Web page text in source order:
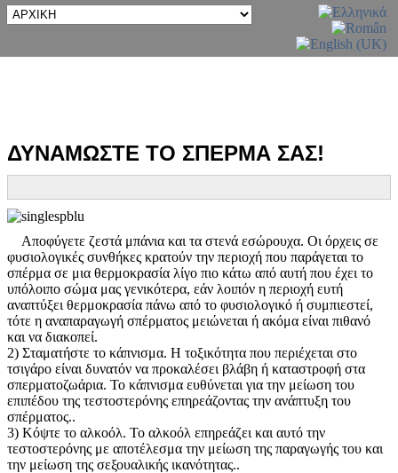
ΔΥΝΑΜΩΣΤΕ ΤΟ ΣΠΕΡΜΑ ΣΑΣ!
Αποφύγετε ζεστά μπάνια και τα στενά εσώρουχα. Οι όρχεις σε
φυσιολογικές συνθήκες κρατούν την περιοχή που παράγεται το
σπέρμα σε μια θερμοκρασία λίγο πιο κάτω από αυτή που έχει το
υπόλοιπο σώμα μας γενικότερα, εάν λοιπόν η περιοχή ευτή
αναπτύξει θερμοκρασία πάνω από το φυσιολογικό ή συμπιεστεί,
τότε η αναπαραγωγή σπέρματος μειώνεται ή ακόμα είναι πιθανό
και να διακοπεί.
2) Σταματήστε το κάπνισμα. Η τοξικότητα που περιέχεται στο
τσιγάρο είναι δυνατόν να προκαλέσει βλάβη ή καταστροφή στα
σπερματοζωάρια. Το κάπνισμα ευθύνεται για την μείωση του
επιπέδου της τεστοστερόνης επηρεάζοντας την ανάπτυξη του
σπέρματος..
3) Κόψτε το αλκοόλ. Το αλκοόλ επηρεάζει και αυτό την
τεστοστερόνης με αποτέλεσμα την μείωση της παραγωγής του και
την μείωση της σεξουαλικής ικανότητας..